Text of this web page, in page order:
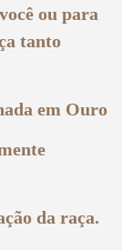
ou para
tanto
em Ouro
da raça.